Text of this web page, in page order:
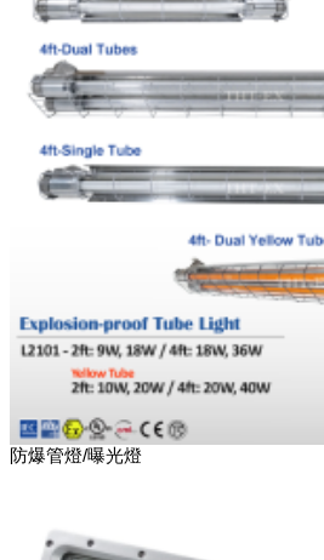
防爆管燈/曝光燈